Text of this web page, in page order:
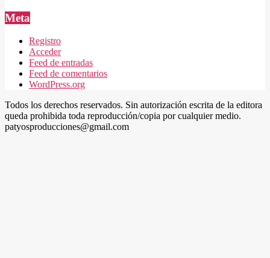
Meta
Registro
Acceder
Feed de entradas
Feed de comentarios
WordPress.org
Todos los derechos reservados. Sin autorización escrita de la editora
queda prohibida toda reproducción/copia por cualquier medio.
patyosproducciones@gmail.com